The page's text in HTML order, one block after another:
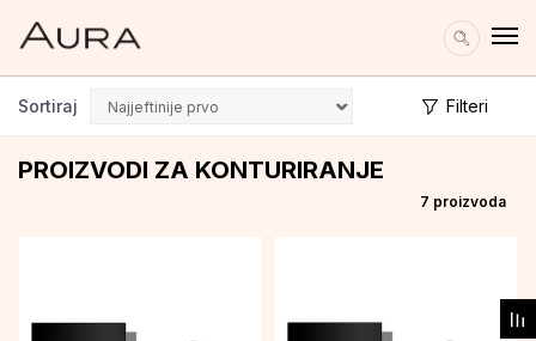
PROIZVODI ZA KONTURIRANJE
Sortiraj Filteri
7 proizvoda